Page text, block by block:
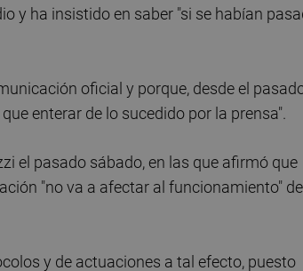
y ha insistido en saber "si se habían
oficial y porque, desde el
enterar de lo sucedido por la prensa".
el pasado sábado, en las que afirmó que
"no va a afectar al funcionamiento" del
y de actuaciones a tal efecto, puesto